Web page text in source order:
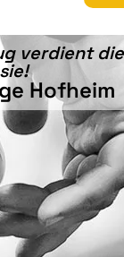
verdient
Hofheim